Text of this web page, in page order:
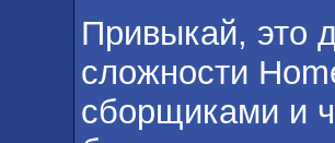
Привыкай, это
сложности
сборщиками и